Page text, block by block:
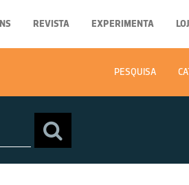
REVISTA EXPERIMENTA
PESQUISA